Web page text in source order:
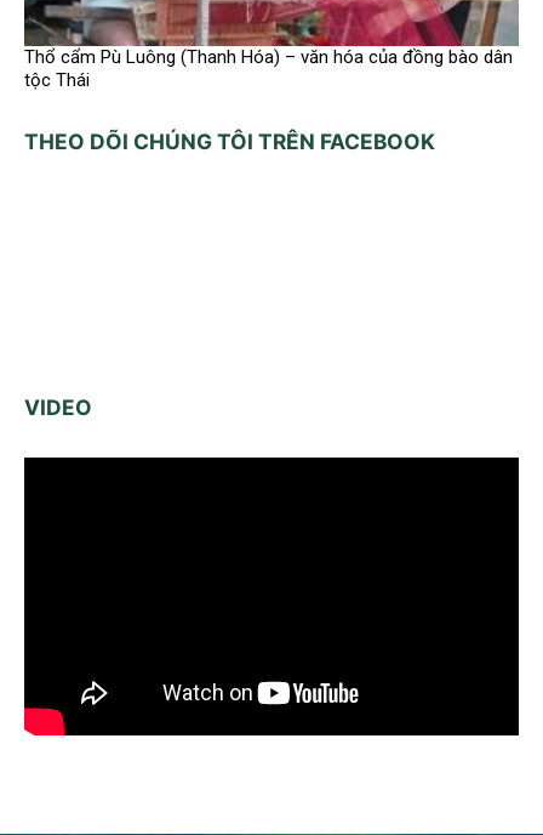
Thổ cẩm Pù Luông (Thanh Hóa) – văn hóa của đồng bào dân
tộc Thái
THEO DÕI CHÚNG TÔI TRÊN FACEBOOK
VIDEO